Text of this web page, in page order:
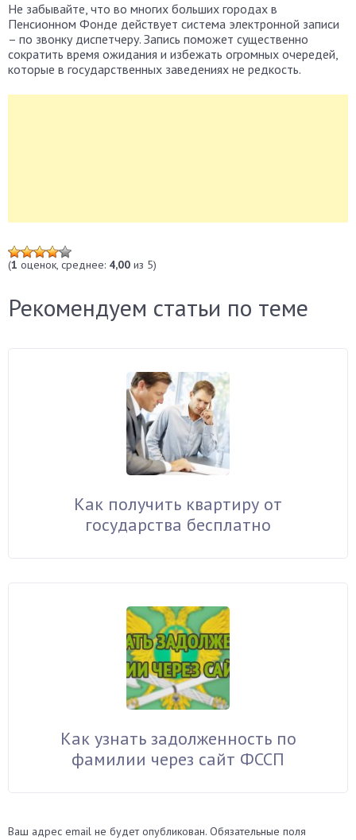
Не забывайте, что во многих больших городах в
Пенсионном Фонде действует система электронной записи
– по звонку диспетчеру. Запись поможет существенно
сократить время ожидания и избежать огромных очередей,
которые в государственных заведениях не редкость.
(1 оценок, среднее: 4,00 из 5)
Рекомендуем статьи по теме
Как получить квартиру от
государства бесплатно
Как узнать задолженность по
фамилии через сайт ФССП
Ваш адрес email не будет опубликован. Обязательные поля